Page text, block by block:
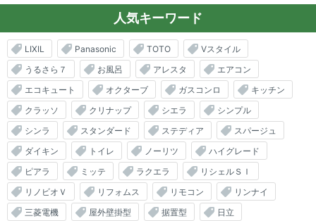
人気キーワード
LIXIL Panasonic TOTO
Vスタイル
うるさら７
お風呂 アレスタ
エアコン
エコキュート
オクターブ ガスコンロ
キッチン
クラッソ
クリナップ シエラ
シンプル
シンラ
スタンダード ステディア
スパージュ
ダイキン
トイレ ノーリツ
ハイグレード
ピアラ
ミッテ ラクエラ
リシェルＳＩ
リノビオＶ
リフォムス リモコン
リンナイ
三菱電機
屋外壁掛型 据置型
日立